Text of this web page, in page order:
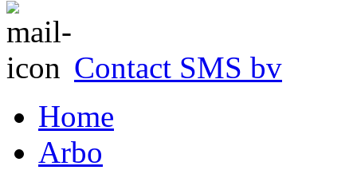
Contact SMS bv
Home
Arbo